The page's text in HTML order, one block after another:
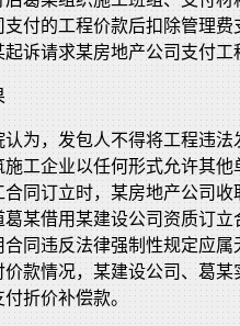
支付的工程价款后扣除管理
诉请求某房地产公司支付
认为，发包人不得将工程违
施工企业以任何形式允许其
合同订立时，某房地产公司
葛某借用某建设公司资质订
合同违反法律强制性规定应
价款情况，某建设公司、葛
折价补偿款。